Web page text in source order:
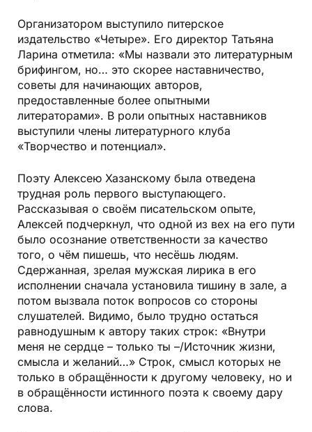
Организатором выступило питерское
издательство «Четыре». Его директор Татьяна
Ларина отметила: «Мы назвали это литературным
брифингом, но… это скорее наставничество,
советы для начинающих авторов,
предоставленные более опытными
литераторами». В роли опытных наставников
выступили члены литературного клуба
«Творчество и потенциал».
Поэту Алексею Хазанскому была отведена
трудная роль первого выступающего.
Рассказывая о своём писательском опыте,
Алексей подчеркнул, что одной из вех на его пути
было осознание ответственности за качество
того, о чём пишешь, что несёшь людям.
Сдержанная, зрелая мужская лирика в его
исполнении сначала установила тишину в зале, а
потом вызвала поток вопросов со стороны
слушателей. Видимо, было трудно остаться
равнодушным к автору таких строк: «Внутри
меня не сердце – только ты –/Источник жизни,
смысла и желаний…» Строк, смысл которых не
только в обращённости к другому человеку, но и
в обращённости истинного поэта к своему дару
слова.